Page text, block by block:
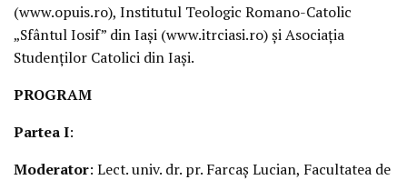
(www.opuis.ro), Institutul Teologic Romano-Catolic
„Sfântul Iosif” din Iași (www.itrciasi.ro) și Asociația
Studenților Catolici din Iași.
PROGRAM
Partea I:
Moderator: Lect. univ. dr. pr. Farcaș Lucian, Facultatea de